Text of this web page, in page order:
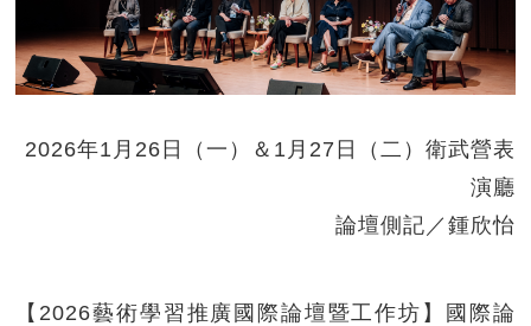
2026年1月26日（一）＆1月27日（二）衛武營表
演廳
論壇側記／鍾欣怡
【2026藝術學習推廣國際論壇暨工作坊】國際論